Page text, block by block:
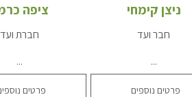
ניצן קימחי
חבר ועד
...
פרטים נוספים
ציפה
חברת ועד
...
פרטים